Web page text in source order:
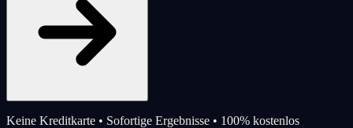
Keine Kreditkarte • Sofortige Ergebnisse • 100% kostenlos